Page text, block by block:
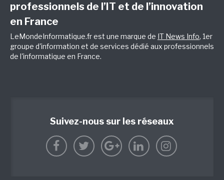
professionnels de l’IT et de l’innovation
en France
LeMondeInformatique.fr est une marque de IT News Info, 1er
groupe d'information et de services dédié aux professionnels
de l'informatique en France.
Suivez-nous sur les réseaux